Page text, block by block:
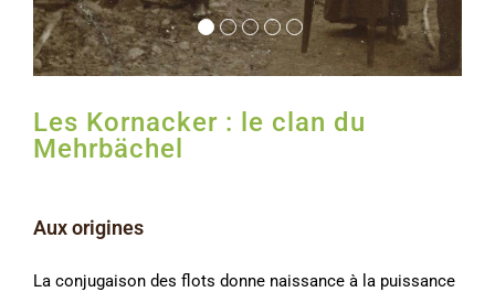
Les Kornacker : le clan du
Mehrbächel
Aux origines
La conjugaison des flots donne naissance à la puissance